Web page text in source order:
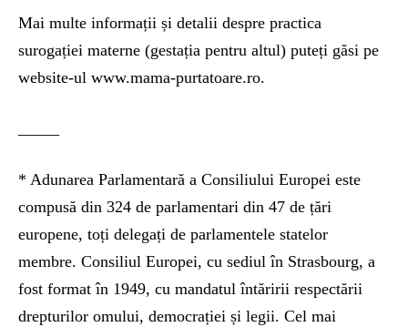
Mai multe informații și detalii despre practica
surogației materne (gestația pentru altul) puteți găsi pe
website-ul www.mama-purtatoare.ro.
* Adunarea Parlamentară a Consiliului Europei este
compusă din 324 de parlamentari din 47 de țări
europene, toți delegați de parlamentele statelor
membre. Consiliul Europei, cu sediul în Strasbourg, a
fost format în 1949, cu mandatul întăririi respectării
drepturilor omului, democrației și legii. Cel mai